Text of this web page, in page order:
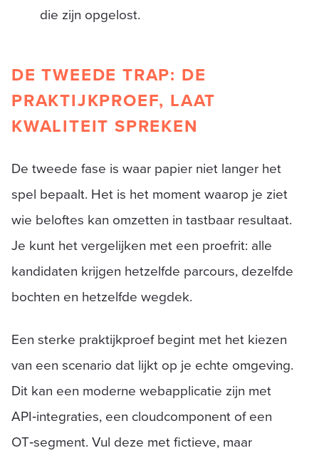
die zijn opgelost.
DE TWEEDE TRAP: DE
PRAKTIJKPROEF, LAAT
KWALITEIT SPREKEN
De tweede fase is waar papier niet langer het
spel bepaalt. Het is het moment waarop je ziet
wie beloftes kan omzetten in tastbaar resultaat.
Je kunt het vergelijken met een proefrit: alle
kandidaten krijgen hetzelfde parcours, dezelfde
bochten en hetzelfde wegdek.
Een sterke praktijkproef begint met het kiezen
van een scenario dat lijkt op je echte omgeving.
Dit kan een moderne webapplicatie zijn met
API‑integraties, een cloudcomponent of een
OT‑segment. Vul deze met fictieve, maar